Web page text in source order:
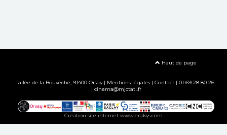
Haut de page
allée de la Bouvêche, 91400 Orsay | Mentions légales| Contact| 01 69 28 80 26
| cinema@mjctati.fr
Création site internet www.erakys.com